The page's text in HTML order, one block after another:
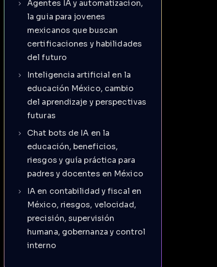
Agentes IA y automatizacion,
la guia para jovenes
mexicanos que buscan
certificaciones y habilidades
del futuro
Inteligencia artificial en la
educación México, cambio
del aprendizaje y perspectivas
futuras
Chat bots de IA en la
educación, beneficios,
riesgos y guía práctica para
padres y docentes en México
IA en contabilidad y fiscal en
México, riesgos, velocidad,
precisión, supervisión
humana, gobernanza y control
interno